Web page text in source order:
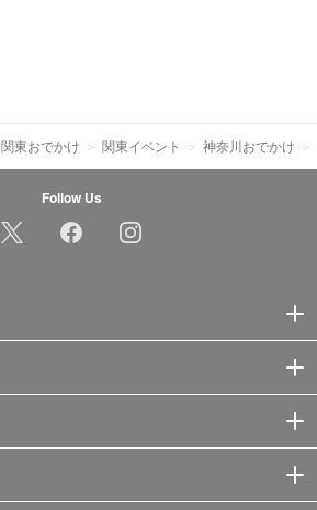
関東おでかけ 関東イベント 神奈川おでかけ
Follow Us